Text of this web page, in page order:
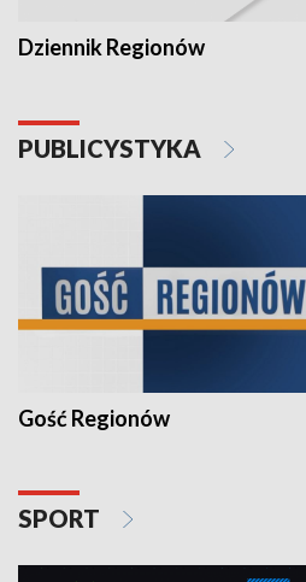
Dziennik Regionów
PUBLICYSTYKA
Gość Regionów
SPORT